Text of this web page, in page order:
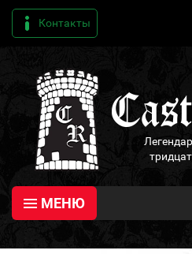
Контакты
МЕНЮ